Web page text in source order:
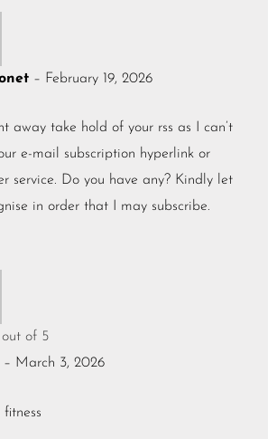
– February 19, 2026
away take hold of your rss as I can’t
e-mail subscription hyperlink or
service. Do you have any? Kindly let
in order that I may subscribe.
out of 5
– March 3, 2026